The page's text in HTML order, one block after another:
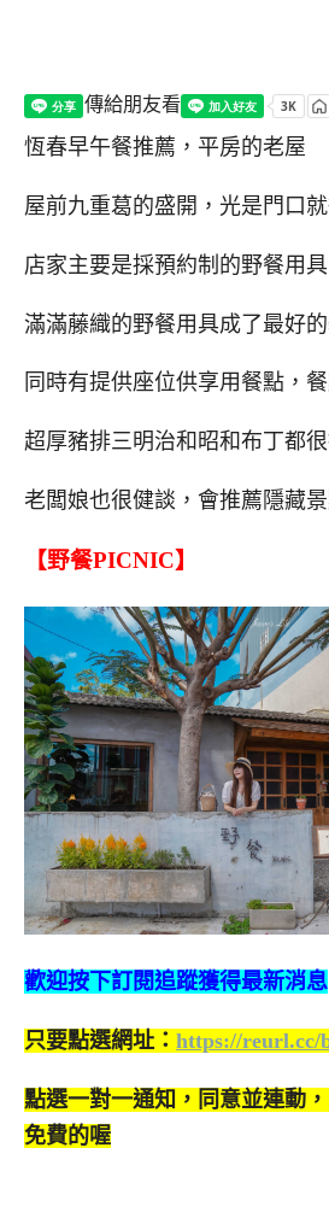
傳給朋友看
恆春早午餐推薦，平房的老屋
屋前九重葛的盛開，光是門口
店家主要是採預約制的野餐用
滿滿藤織的野餐用具成了最好
同時有提供座位供享用餐點，
超厚豬排三明治和昭和布丁都
老闆娘也很健談，會推薦隱藏
【野餐PICNIC】
歡迎按下訂閱追蹤獲得最新消息
只要點選網址： https://reurl.cc/
點選一對一通知，同意並連動
免費的喔